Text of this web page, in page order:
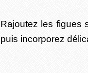
Rajoutez les figues
puis incorporez